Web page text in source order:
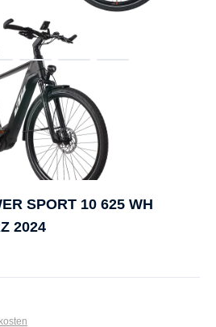
SPORT 10 625 WH
2024